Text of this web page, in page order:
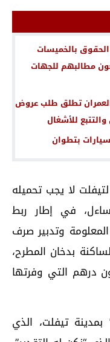
بالخميسات
مطالبهم للجهات
العمران تطلق طلب عروض
للأشغال
بتطوان
لا يجب تحميله
في إطار ربط
وتدبير صرف
بدخان المطرح،
صرف مبلغ 9،06 مليون درهم التي وفرتها
تيفلت، الذي